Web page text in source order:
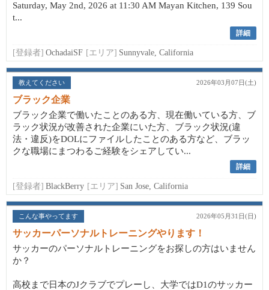
Saturday, May 2nd, 2026 at 11:30 AM Mayan Kitchen, 139 Sou
t...
詳細
[登録者] OchadaiSF [エリア] Sunnyvale, California
教えてください 2026年03月07日(土)
ブラック企業
ブラック企業で働いたことのある方、現在働いている方、ブ
ラック状況が改善された企業にいた方、ブラック状況(違
法・違反)をDOLにファイルしたことのある方など、ブラッ
クな職場にまつわるご経験をシェアしてい...
詳細
[登録者] BlackBerry [エリア] San Jose, California
こんな事やってます 2026年05月31日(日)
サッカーパーソナルトレーニングやります！
サッカーのパーソナルトレーニングをお探しの方はいません
か？
高校まで日本のJクラブでプレーし、大学ではD1のサッカー